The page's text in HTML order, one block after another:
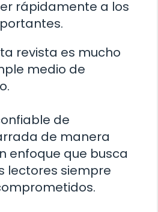
rápidamente a los
revista es mucho
medio de
de
de manera
enfoque que busca
lectores siempre